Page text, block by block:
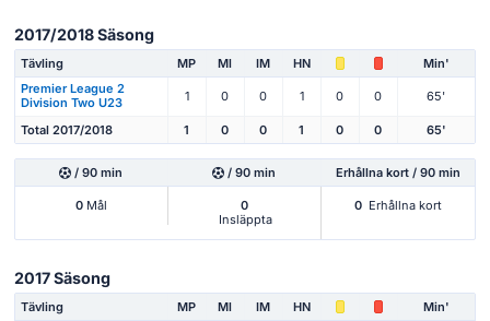
2017/2018 Säsong
Tävling MP Ml IM HN
Min'
Premier League 2
Division Two U23
1 0 0 1 0 0 65'
Total 2017/2018 1 0 0 1 0 0 65'
/ 90 min / 90 min Erhållna kort / 90 min
0Mål
0
Insläppta
0 Erhållna kort
2017 Säsong
Tävling MP Ml IM HN Min'